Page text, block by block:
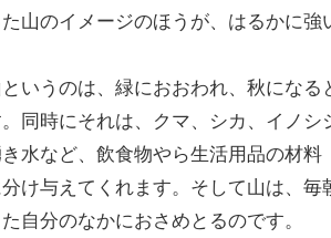
山のイメージのほうが、はるかに強
いうのは、緑におおわれ、秋になる
同時にそれは、クマ、シカ、イノシ
水など、飲食物やら生活用品の材料
け与えてくれます。そして山は、
自分のなかにおさめとるのです。